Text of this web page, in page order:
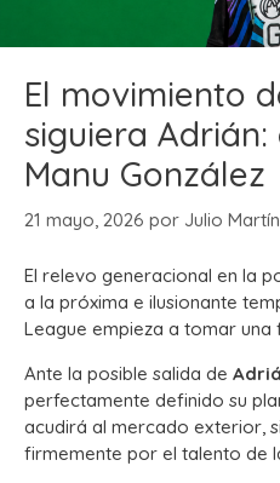
El movimiento
siguiera
Manu González
21 mayo, 2026 por Julio Martín
El relevo generacional en la
a la próxima e ilusionante
League empieza a tomar una
Ante la posible salida de
perfectamente definido su
acudirá al mercado exterior,
firmemente por el talento de